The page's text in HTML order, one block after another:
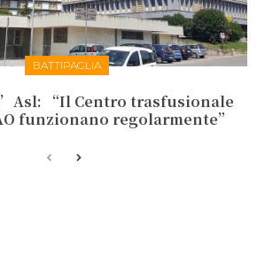
BATTIPAGLIA
“Il Centro trasfusionale
funzionano regolarmente”